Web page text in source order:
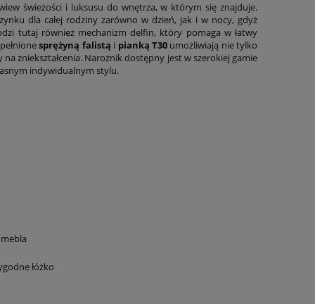
świeżości i luksusu do wnętrza, w którym się znajduje.
dla całej rodziny zarówno w dzień, jak i w nocy, gdyż
tutaj również mechanizm delfin, który pomaga w łatwy
sprężyną falistą i pianką T30umożliwiają nie tylko
zniekształcenia. Narożnik dostępny jest w szerokiej gamie
indywidualnym stylu.
łóżko